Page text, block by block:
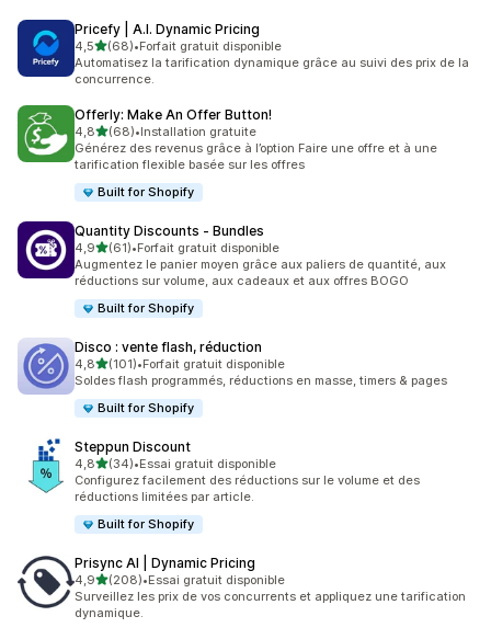
Pricefy | A.I. Dynamic Pricing
4,5étoile(s) sur 5
(68)
68 avis au total
•Forfait gratuit disponible
Automatisez la tarification dynamique grâce au suivi des prix de la
concurrence.
Offerly: Make An Offer Button!
4,8étoile(s) sur 5
(68)
68 avis au total
•Installation gratuite
Générez des revenus grâce à l’option Faire une offre et à une
tarification flexible basée sur les offres
Built for Shopify
Quantity Discounts ‑ Bundles
4,9étoile(s) sur 5
(61)
61 avis au total
•Forfait gratuit disponible
Augmentez le panier moyen grâce aux paliers de quantité, aux
réductions sur volume, aux cadeaux et aux offres BOGO
Built for Shopify
Disco : vente flash, réduction
4,8étoile(s) sur 5
(101)
101 avis au total
•Forfait gratuit disponible
Soldes flash programmés, réductions en masse, timers & pages
Built for Shopify
Steppun Discount
4,8étoile(s) sur 5
(34)
34 avis au total
•Essai gratuit disponible
Configurez facilement des réductions sur le volume et des
réductions limitées par article.
Built for Shopify
Prisync AI | Dynamic Pricing
4,9étoile(s) sur 5
(208)
208 avis au total
•Essai gratuit disponible
Surveillez les prix de vos concurrents et appliquez une tarification
dynamique.